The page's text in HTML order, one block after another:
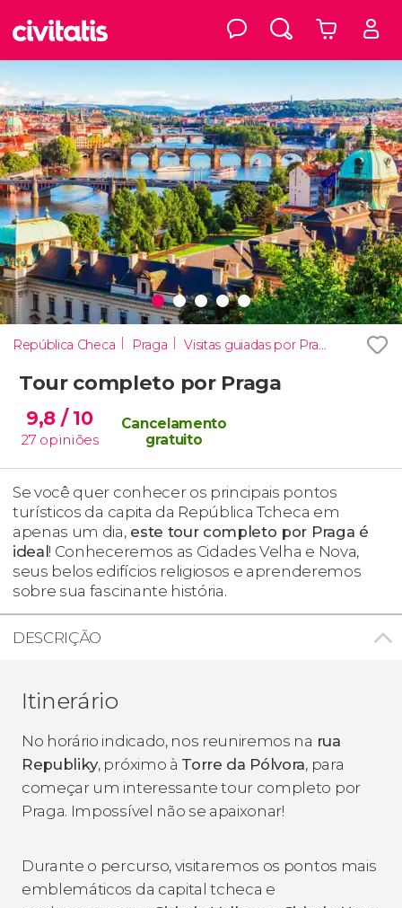
República Checa Praga Visitas guiadas por Praga
Tour completo por Praga
9,8 / 10
27 opiniões
Cancelamento
gratuito
Se você quer conhecer os principais pontos
turísticos da capita da República Tcheca em
apenas um dia,este tour completo por Praga é
ideal! Conheceremos as Cidades Velha e Nova,
seus belos edifícios religiosos e aprenderemos
sobre sua fascinante história.
DESCRIÇÃO
Itinerário
No horário indicado, nos reuniremos na rua
Republiky, próximo à Torre da Pólvora, para
começar um interessante tour completo por
Praga. Impossível não se apaixonar!
Durante o percurso, visitaremos os pontos mais
emblemáticos da capital tcheca e